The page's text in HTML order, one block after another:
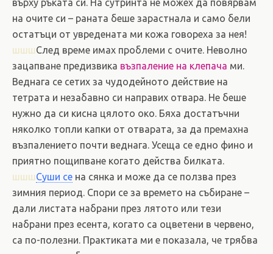
върху ръката си. На сутринта не можех да повярвам
на очите си – раната беше зарастнала и само бели
остатъци от увредената ми кожа говореха за нея!
шшшСлед време имах проблеми с очите. Неволно
зацапване предизвика възпаление на клепача ми.
Веднага се сетих за чудодейното действие на
тетрата и незабавно си направих отвара. Не беше
нужно да си кисна цялото око. Бяха достатъчни
няколко топли капки от отварата, за да премахна
възпалението почти веднага. Усеща се едно фино и
приятно пощипване когато действа билката.
шшшСуши се на сянка и може да се ползва през
зимния период. Спори се за времето на събиране –
дали листата набрани през лятото или тези
набрани през есента, когато са оцветени в червено,
са по-полезни. Практиката ми е показала, че трябва